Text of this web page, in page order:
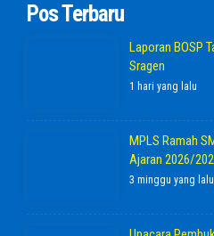
Pos Terbaru
Laporan BOSP
Sragen
1 hari yang lalu
MPLS Ramah
Ajaran 2026/
3 minggu yang lalu